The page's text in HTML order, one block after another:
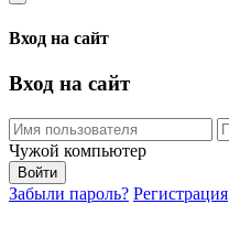
Вход на сайт
Вход на сайт
Чужой компьютер
Забыли пароль? Регистрация